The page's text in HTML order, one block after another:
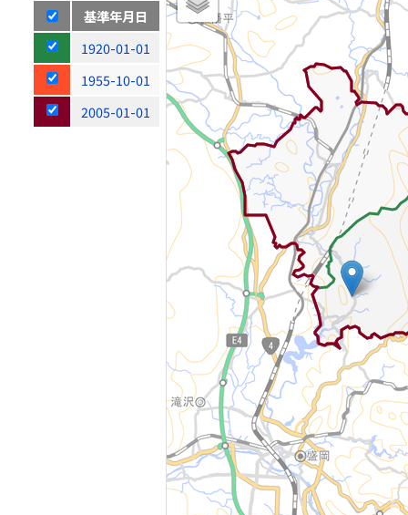
基準年月日
1920-01-01
1955-10-01
2005-01-01